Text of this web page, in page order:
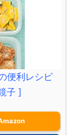
便利レシピ
子 ]